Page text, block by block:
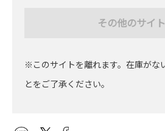
その他のサイ
※このサイトを離れます。在庫がな
とをご了承ください。